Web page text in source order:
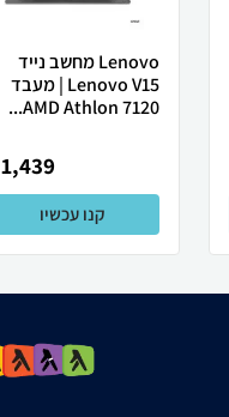
Lenovo מחשב נייד
Lenovo V15 | מעבד
AMD Athlon 7120...
1,439
קנו עכשיו